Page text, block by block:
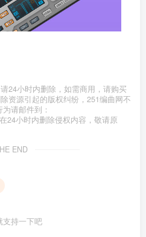
24小时内删除，如需商用，请购买
资源引起的版权纠纷，251编曲网不
请邮件到：
24小时内删除侵权内容，敬请原
END
支持一下吧